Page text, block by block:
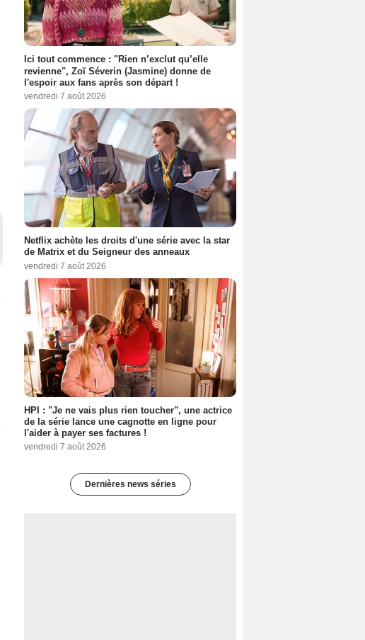
Ici tout commence : "Rien n’exclut qu’elle
revienne", Zoï Séverin (Jasmine) donne de
l'espoir aux fans après son départ !
vendredi 7 août 2026
Netflix achète les droits d'une série avec la star
de Matrix et du Seigneur des anneaux
vendredi 7 août 2026
HPI : "Je ne vais plus rien toucher", une actrice
de la série lance une cagnotte en ligne pour
l'aider à payer ses factures !
vendredi 7 août 2026
Dernières news séries